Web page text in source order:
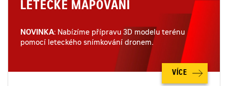
LETECKÉ MAPOVÁNÍ
NOVINKA: Nabízíme přípravu 3D modelu terénu
pomocí leteckého snímkování dronem.
VÍCE